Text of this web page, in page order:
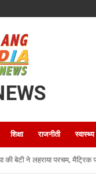
शिक्षा राजनीती स्वास्थ्य
की बेटी ने लहराया परचम, मैट्रिक